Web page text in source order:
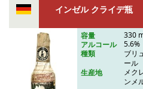
インゼル クライデ瓶
容量
330
アルコール
5.6%
種類
ブリ
ール
生産地
メク
ンメ